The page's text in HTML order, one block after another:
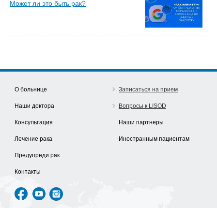
Может ли это быть рак?
О больнице
Наши доктора
Консультация
Лечение рака
Предупреди рак
Контакты
Записаться на прием
Вопросы к LISOD
Наши партнеры
Иностранным пациентам